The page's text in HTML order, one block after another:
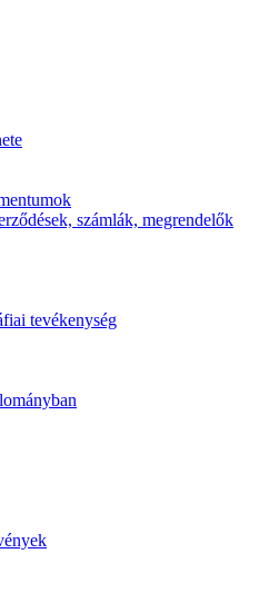
számlák, megrendelők
tevékenység